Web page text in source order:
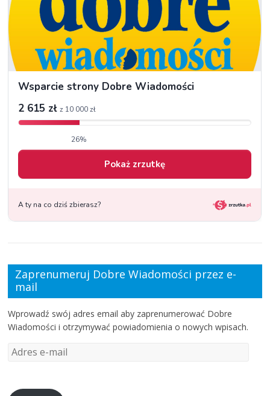
Zaprenumeruj Dobre Wiadomości przez e-
mail
Wprowadź swój adres email aby zaprenumerować Dobre
Wiadomości i otrzymywać powiadomienia o nowych wpisach.